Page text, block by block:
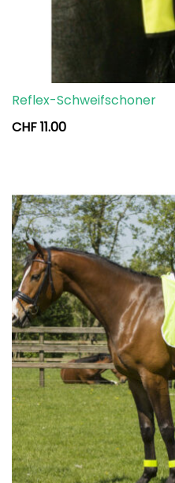
Reflex-Schweifschoner
CHF11.00